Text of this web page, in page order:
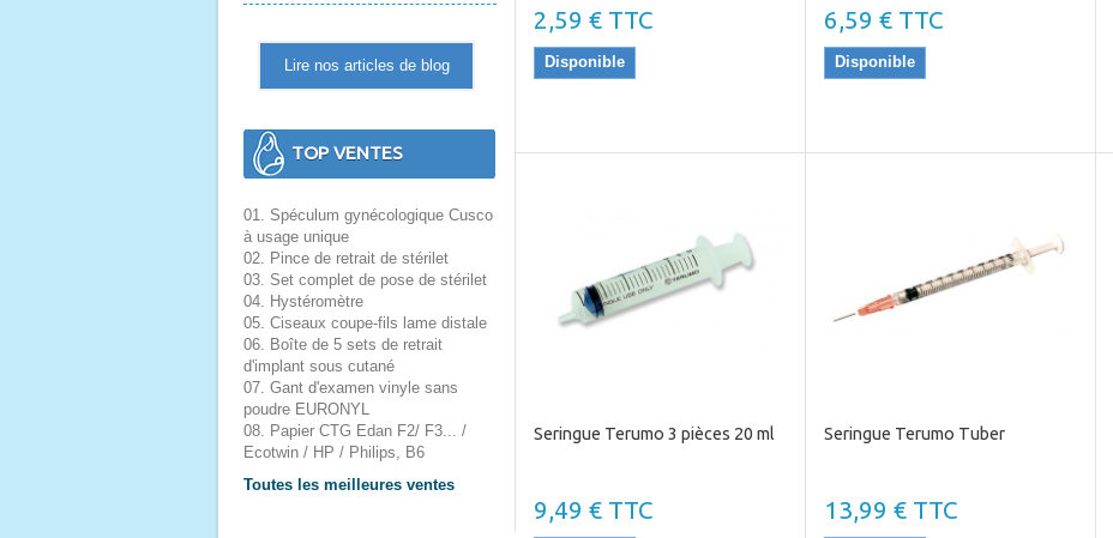
Lire nos articles de blog
TOP VENTES
01. Spéculum gynécologique Cusco
à usage unique
02. Pince de retrait de stérilet
03. Set complet de pose de stérilet
04. Hystéromètre
05. Ciseaux coupe-fils lame distale
06. Boîte de 5 sets de retrait
d'implant sous cutané
07. Gant d'examen vinyle sans
poudre EURONYL
08. Papier CTG Edan F2/ F3... /
Ecotwin / HP / Philips, B6
Toutes les meilleures ventes
2,59 € TTC
Disponible
6,59 € TTC
Disponible
Seringue Terumo 3 pièces 20 ml
9,49 € TTC
Seringue Terumo Tuber
13,99 € TTC